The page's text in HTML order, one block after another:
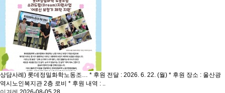
상담사례) 롯데정밀화학노동조… * 후원 전달 : 2026. 6. 22. (월) * 후원 장소 : 울산광
역시노인복지관 2층 로비 * 후원 내역 : ..